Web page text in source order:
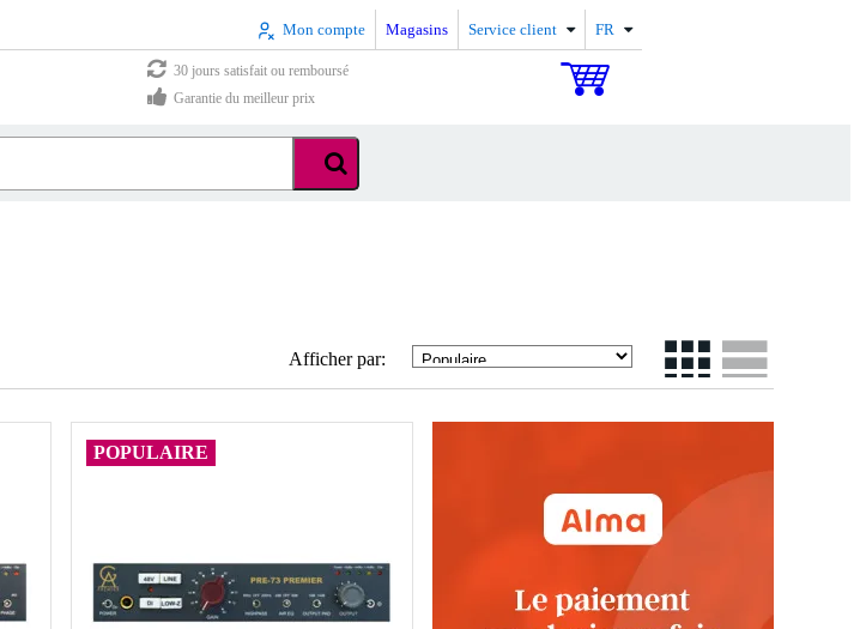
Mon compte Magasins Service client FR
30 jours satisfait ou remboursé
Garantie du meilleur prix
Afficher par:
POPULAIRE